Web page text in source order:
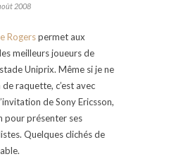
2008
Rogerspermet aux
meilleurs joueurs de
Uniprix. Même si je ne
raquette, c’est avec
de Sony Ericsson,
pour présenter ses
Quelques clichés de